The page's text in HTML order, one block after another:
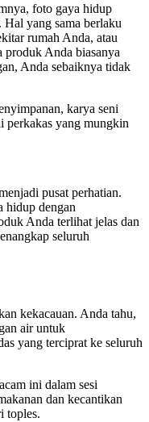
foto gaya hidup
yang sama berlaku
rumah Anda, atau
Anda biasanya
Anda sebaiknya tidak
karya seni
perkakas yang mungkin
pusat perhatian.
hidup dengan
Anda terlihat jelas dan
seluruh
kekacauan. Anda tahu,
air untuk
yang terciprat ke seluruh
ini dalam sesi
dan kecantikan
toples.